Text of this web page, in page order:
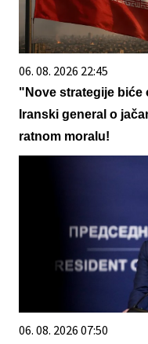
06. 08. 2026 22:45
"Nove strategije
Iranski general o
ratnom moralu!
06. 08. 2026 07:50